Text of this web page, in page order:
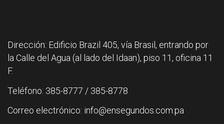
Dirección: Edificio Brazil 405, vía Brasil, entrando por
la Calle del Agua (al lado del Idaan), piso 11, oficina 11
F.
Teléfono: 385-8777 / 385-8778
Correo electrónico: info@ensegundos.com.pa